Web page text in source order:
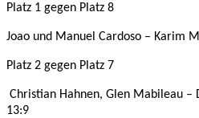
Platz 1 gegen Platz 8
Joao und Manuel Cardoso – Karim
Platz 2 gegen Platz 7
Christian Hahnen, Glen Mabileau –
13:9